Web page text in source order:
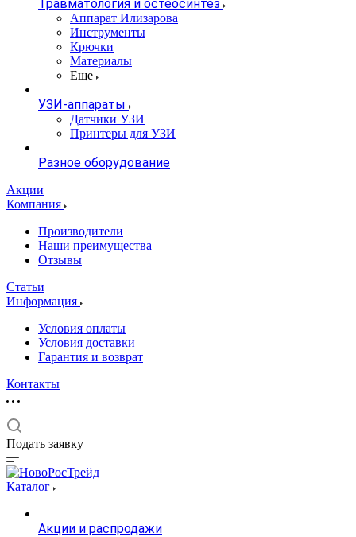
Травматология и остеосинтез
Аппарат Илизарова
Инструменты
Крючки
Материалы
Еще
УЗИ-аппараты
Датчики УЗИ
Принтеры для УЗИ
Разное оборудование
Акции
Компания
Производители
Наши преимущества
Отзывы
Статьи
Информация
Условия оплаты
Условия доставки
Гарантия и возврат
Контакты
Подать заявку
Каталог
Акции и распродажи